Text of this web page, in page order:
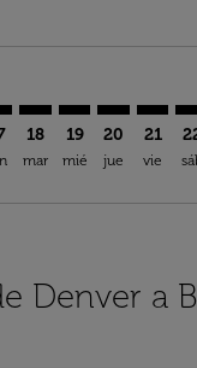
18
mar
19
mié
20
jue
21
vie
Denver a